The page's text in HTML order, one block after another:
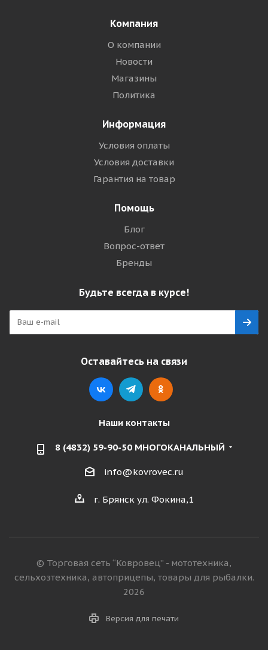
Компания
О компании
Новости
Магазины
Политика
Информация
Условия оплаты
Условия доставки
Гарантия на товар
Помощь
Блог
Вопрос-ответ
Бренды
Будьте всегда в курсе!
Оставайтесь на связи
Наши контакты
8 (4832) 59-90-50 МНОГОКАНАЛЬНЫЙ
info@kovrovec.ru
г. Брянск ул. Фокина,1
© Торговая сеть “Ковровец” - мототехника,
сельхозтехника, автоприцепы, товары для рыбалки.
2026
Версия для печати